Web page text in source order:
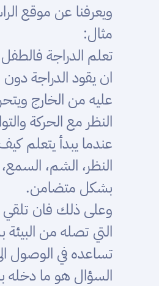
ويعرفنا عن موقع
مثال:
تعلم الدراجة
ان يقود الدراجة
عليه من الخارج
النظر مع الحركة
عندما يبدأ يتعلم
النظر، الشم،
بشكل متضامن.
وعلى ذلك فان تلقي
التي تصله من
تساعده في الوصول